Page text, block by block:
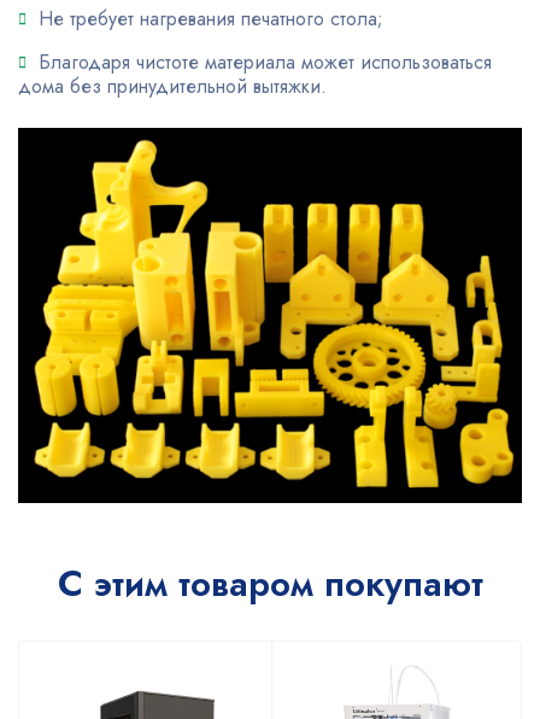
Не требует нагревания печатного стола;
Благодаря чистоте материала может использоваться
дома без принудительной вытяжки.
С этим товаром покупают